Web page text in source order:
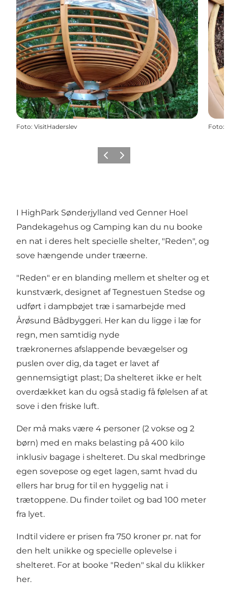
Foto: VisitHaderslev Foto:
ForrigeNæste
I HighPark Sønderjylland ved Genner Hoel
Pandekagehus og Camping kan du nu booke
en nat i deres helt specielle shelter, "Reden", og
sove hængende under træerne.
"Reden" er en blanding mellem et shelter og et
kunstværk, designet af Tegnestuen Stedse og
udført i dampbøjet træ i samarbejde med
Årøsund Bådbyggeri. Her kan du ligge i læ for
regn, men samtidig nyde
trækronernes afslappende bevægelser og
puslen over dig, da taget er lavet af
gennemsigtigt plast; Da shelteret ikke er helt
overdækket kan du også stadig få følelsen af at
sove i den friske luft.
Der må maks være 4 personer (2 vokse og 2
børn) med en maks belasting på 400 kilo
inklusiv bagage i shelteret. Du skal medbringe
egen sovepose og eget lagen, samt hvad du
ellers har brug for til en hyggelig nat i
trætoppene. Du finder toilet og bad 100 meter
fra lyet.
Indtil videre er prisen fra 750 kroner pr. nat for
den helt unikke og specielle oplevelse i
shelteret. For at booke "Reden" skal du klikker
her.